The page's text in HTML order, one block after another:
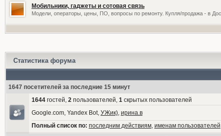
Мобильники, гаджеты и сотовая связь
Модели, операторы, цены, ПО, вопросы по ремонту. Купля/продажа - в
Статистика форума
1647 посетителей за последние 15 минут
1644гостей, 2пользователей, 1скрытых пользователей
Google.com, Yandex Bot, УЖик), ирина.в
Полный список по: последним действиям, именам пользователей